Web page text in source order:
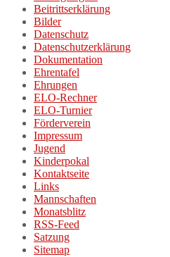
Beitrittserklärung
Bilder
Datenschutz
Datenschutzerklärung
Dokumentation
Ehrentafel
Ehrungen
ELO-Rechner
ELO-Turnier
Förderverein
Impressum
Jugend
Kinderpokal
Kontaktseite
Links
Mannschaften
Monatsblitz
RSS-Feed
Satzung
Sitemap